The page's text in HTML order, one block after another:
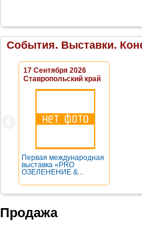
События. Выставки.
17 Сентября 2026
Ставропольский край
Первая международная
выставка «PRO
ОЗЕЛЕНЕНИЕ &...
Продажа